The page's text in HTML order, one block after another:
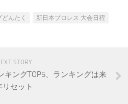
んたく 新日本プロレス 大会日程
STORY
キングTOP5、ランキングは来
リセット